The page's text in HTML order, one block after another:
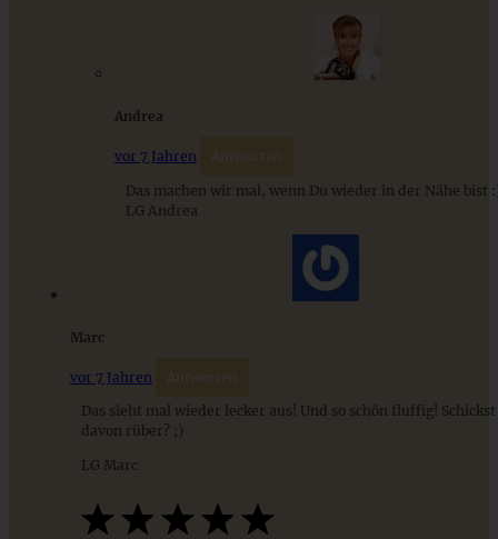
Fluffige und weiche Schokobrötchen aus Hefeteig
nur 10 MinutenAndrea
vor 7 Jahren Antworten
Das machen wir mal, wenn Du wieder in der Nähe bist
LG Andrea
Marc
vor 7 Jahren Antworten
Das sieht mal wieder lecker aus! Und so schön fluffig!
davon rüber? ;)
LG Marc